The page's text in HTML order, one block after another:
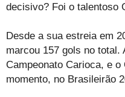
decisivo? Foi o talentoso
Desde a sua estreia em
marcou 157 gols no total.
Campeonato Carioca, e
momento, no Brasileirão